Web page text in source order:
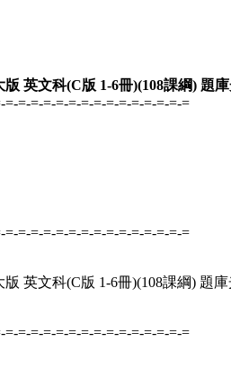
英文科(C版 1-6冊)(108課綱) 題
=-=-=-=-=-=-=-=-=-=-=-=-=-=
=-=-=-=-=-=-=-=-=-=-=-=-=-=
英文科(C版 1-6冊)(108課綱) 題庫
=-=-=-=-=-=-=-=-=-=-=-=-=-=